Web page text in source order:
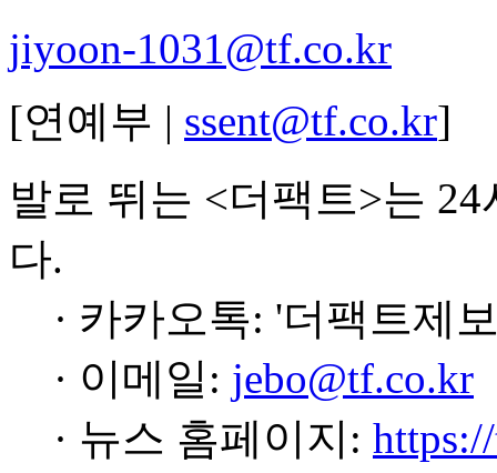
jiyoon-1031@tf.co.kr
[연예부 | ssent@tf.co.kr]
발로 뛰는 <더팩트>는
다.
· 카카오톡: '더팩트제
· 이메일: jebo@tf.co.kr
· 뉴스 홈페이지: